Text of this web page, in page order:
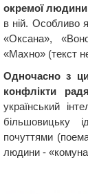
окремої
в ній. Особливо
«Оксана»,
«Махно» (текст
Одночасно з
конфлікти
український
більшовицьку
почуттями
людини -